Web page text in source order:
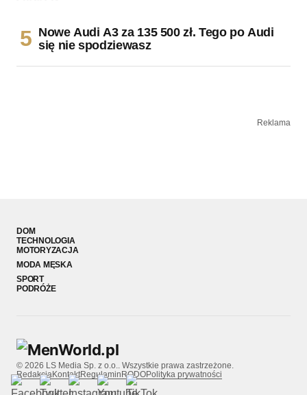
Nowe Audi A3 za 135 500 zł. Tego po Audi
się nie spodziewasz
Reklama
DOM
TECHNOLOGIA
MOTORYZACJA
MODA MĘSKA
SPORT
PODRÓŻE
© 2026 LS Media Sp. z o.o.. Wszystkie prawa zastrzeżone.
RedakcjaKontaktRegulamin RODOPolityka prywatności